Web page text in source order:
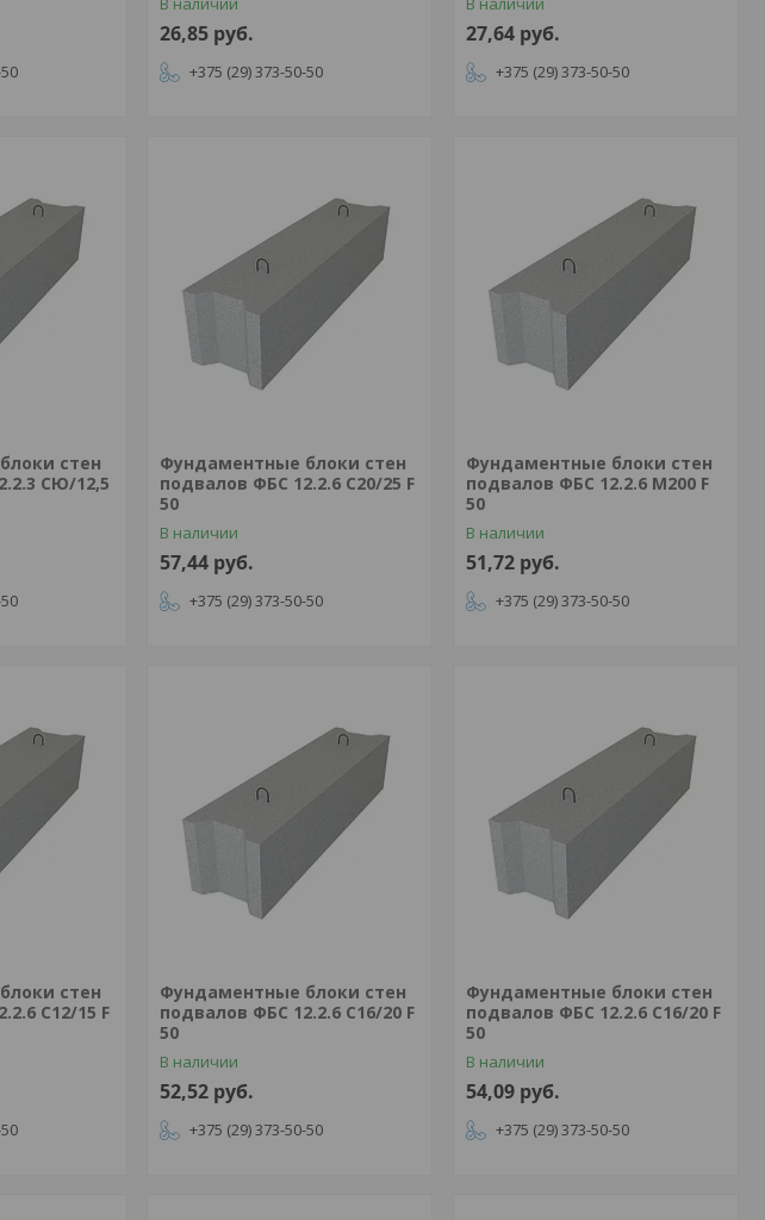
26,85 руб.
+375 (29) 373-50-50
27,64 руб.
+375 (29) 373-50-50
стен
СЮ/12,5
Фундаментные блоки стен
подвалов ФБС 12.2.6 C20/25 F
50
В наличии
57,44 руб.
+375 (29) 373-50-50
Фундаментные блоки стен
подвалов ФБС 12.2.6 М200 F
50
В наличии
51,72 руб.
+375 (29) 373-50-50
стен
С12/15 F
Фундаментные блоки стен
подвалов ФБС 12.2.6 С16/20 F
50
В наличии
52,52 руб.
+375 (29) 373-50-50
Фундаментные блоки стен
подвалов ФБС 12.2.6 С16/20 F
50
В наличии
54,09 руб.
+375 (29) 373-50-50